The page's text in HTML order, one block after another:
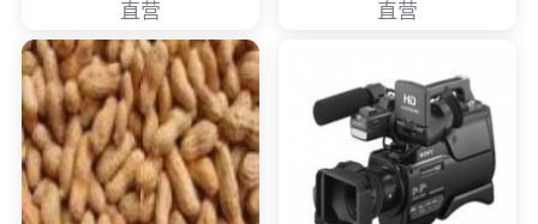
直营 直营